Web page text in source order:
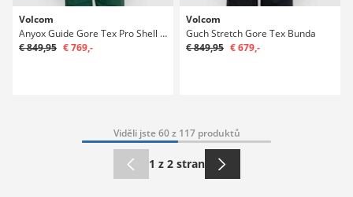
Volcom
Anyox Guide Gore Tex Pro Shell Bunda
€ 849,95 € 769,-
Volcom
Guch Stretch Gore Tex Bunda
€ 849,95 € 679,-
Viděli jste 60 z 117 produktů
1 z 2 stran